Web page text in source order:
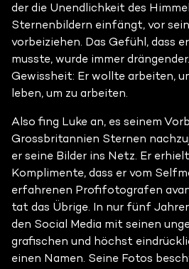
der die Unendlichkeit des
Sternenbildern einfängt, vor
vorbeiziehen. Das Gefühl, dass
musste, wurde immer
Gewissheit: Er wollte arbeiten,
leben, um zu arbeiten.
Also fing Luke an, es seinem
Grossbritannien Sternen
er seine Bilder ins Netz. Er
Komplimente, dass er vom
erfahrenen Profifotografen
tat das Übrige. In nur fünf
den Social Media mit seinen
grafischen und höchst
einen Namen. Seine Fotos